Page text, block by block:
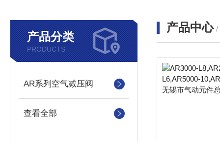
产品分类
PRODUCTS
AR系列空气减压阀
查看全部
产品中心 /